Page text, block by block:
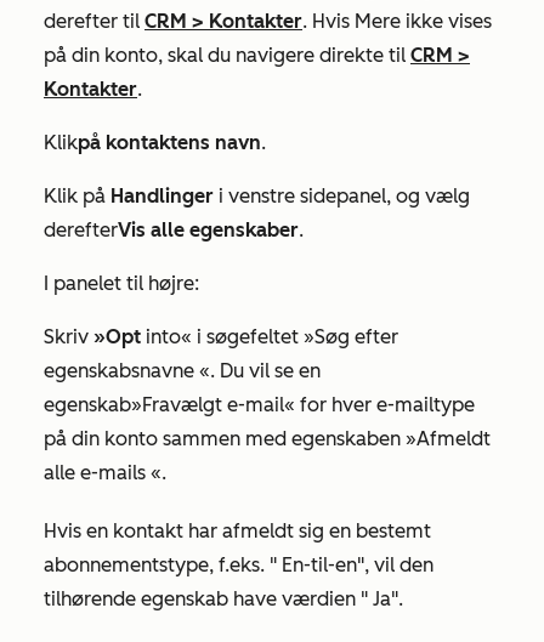
derefter til CRM > Kontakter. Hvis Mere ikke vises
på din konto, skal du navigere direkte til CRM >
Kontakter.
Klikpå kontaktens navn.
Klik på Handlinger i venstre sidepanel, og vælg
derefterVis alle egenskaber.
I panelet til højre:
Skriv »Opt into« i søgefeltet »Søg efter
egenskabsnavne «. Du vil se en
egenskab»Fravælgt e-mail« for hver e-mailtype
på din konto sammen med egenskaben »Afmeldt
alle e-mails «.
Hvis en kontakt har afmeldt sig en bestemt
abonnementstype, f.eks. " En-til-en", vil den
tilhørende egenskab have værdien " Ja".